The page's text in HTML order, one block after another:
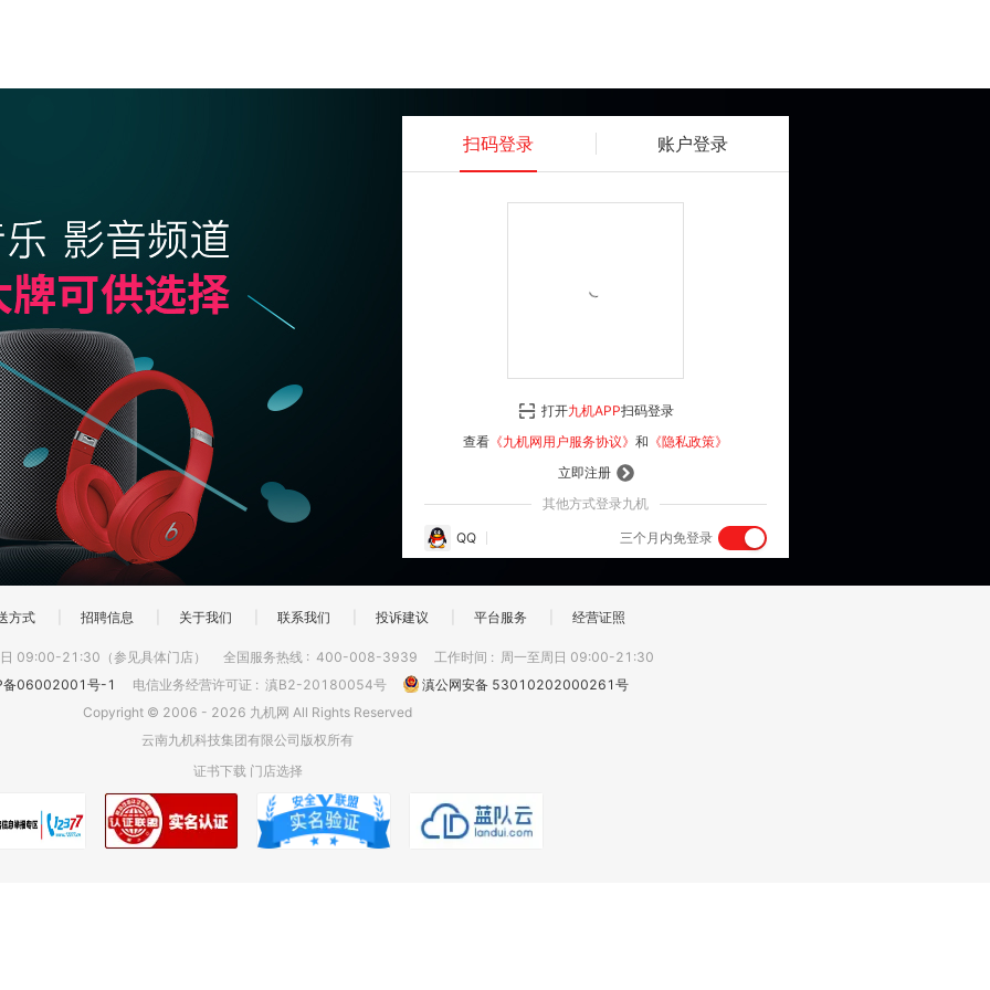
扫码登录 账户登录
登 录
立即注册
其他方式登录九机
QQ 三个月内免登录
打开九机APP扫码登录
查看 《九机网用户服务协议》 和 《隐私政策》
方式 招聘信息 关于我们 联系我们 投诉建议 平台服务 经营证照
09:00-21:30（参见具体门店） 全国服务热线 : 400-008-3939 工作时间 : 周一至周日 09:00-21:30
备06002001号-1
电信业务经营许可证 : 滇B2-20180054号
滇公网安备 53010202000261号
Copyright © 2006 - 2026 九机网 All Rights Reserved
云南九机科技集团有限公司版权所有
证书下载 门店选择